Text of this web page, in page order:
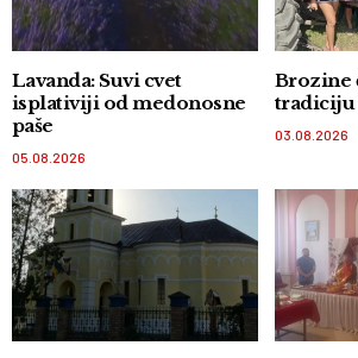
Lavanda: Suvi cvet
isplativiji od medonosne
paše
05.08.2026
Brozine
tradiciju
03.08.2026